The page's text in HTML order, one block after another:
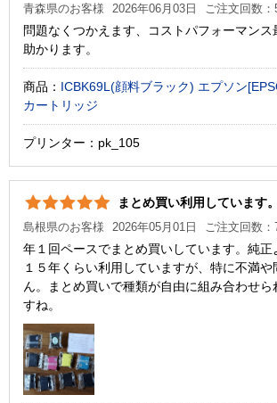
青森県のお客様 2026年06月03日 ご注文回数：
問題なくつかえます、コストパフォーマンス
助かります。
商品： ICBK69L(顔料ブラック) エプソン
カートリッジ
プリンター：pk_105
まとめ買い利用しています。
島根県のお客様 2026年05月01日 ご注文回数：
年１回ペースでまとめ買いしています。純正
１５年くらい利用していますが、特に不満
ん。まとめ買いで種類が自由に組み合わせ
すね。